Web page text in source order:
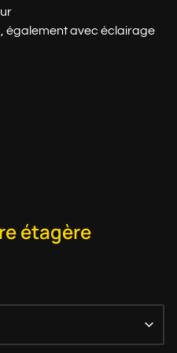
également avec éclairage
étagère